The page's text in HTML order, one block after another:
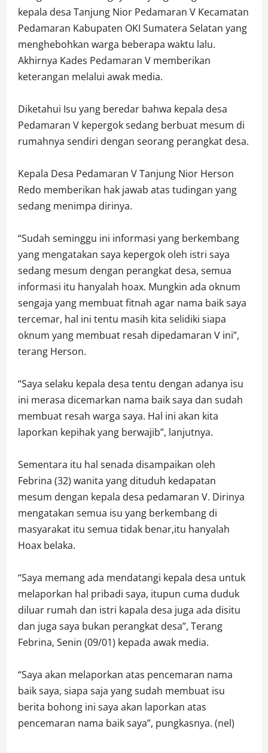
kepala desa Tanjung Nior Pedamaran V Kecamatan
Pedamaran Kabupaten OKI Sumatera Selatan yang
menghebohkan warga beberapa waktu lalu.
Akhirnya Kades Pedamaran V memberikan
keterangan melalui awak media.
Diketahui Isu yang beredar bahwa kepala desa
Pedamaran V kepergok sedang berbuat mesum di
rumahnya sendiri dengan seorang perangkat desa.
Kepala Desa Pedamaran V Tanjung Nior Herson
Redo memberikan hak jawab atas tudingan yang
sedang menimpa dirinya.
“Sudah seminggu ini informasi yang berkembang
yang mengatakan saya kepergok oleh istri saya
sedang mesum dengan perangkat desa, semua
informasi itu hanyalah hoax. Mungkin ada oknum
sengaja yang membuat fitnah agar nama baik saya
tercemar, hal ini tentu masih kita selidiki siapa
oknum yang membuat resah dipedamaran V ini”,
terang Herson.
“Saya selaku kepala desa tentu dengan adanya isu
ini merasa dicemarkan nama baik saya dan sudah
membuat resah warga saya. Hal ini akan kita
laporkan kepihak yang berwajib”, lanjutnya.
Sementara itu hal senada disampaikan oleh
Febrina (32) wanita yang dituduh kedapatan
mesum dengan kepala desa pedamaran V. Dirinya
mengatakan semua isu yang berkembang di
masyarakat itu semua tidak benar,itu hanyalah
Hoax belaka.
“Saya memang ada mendatangi kepala desa untuk
melaporkan hal pribadi saya, itupun cuma duduk
diluar rumah dan istri kapala desa juga ada disitu
dan juga saya bukan perangkat desa”, Terang
Febrina, Senin (09/01) kepada awak media.
“Saya akan melaporkan atas pencemaran nama
baik saya, siapa saja yang sudah membuat isu
berita bohong ini saya akan laporkan atas
pencemaran nama baik saya”, pungkasnya. (nel)